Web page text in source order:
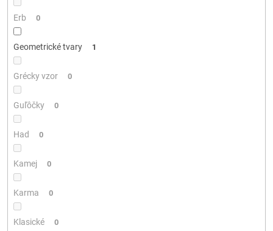
Erb 0
Geometrické tvary 1
Grécky vzor 0
Guľôčky 0
Had 0
Kamej 0
Karma 0
Klasické 0